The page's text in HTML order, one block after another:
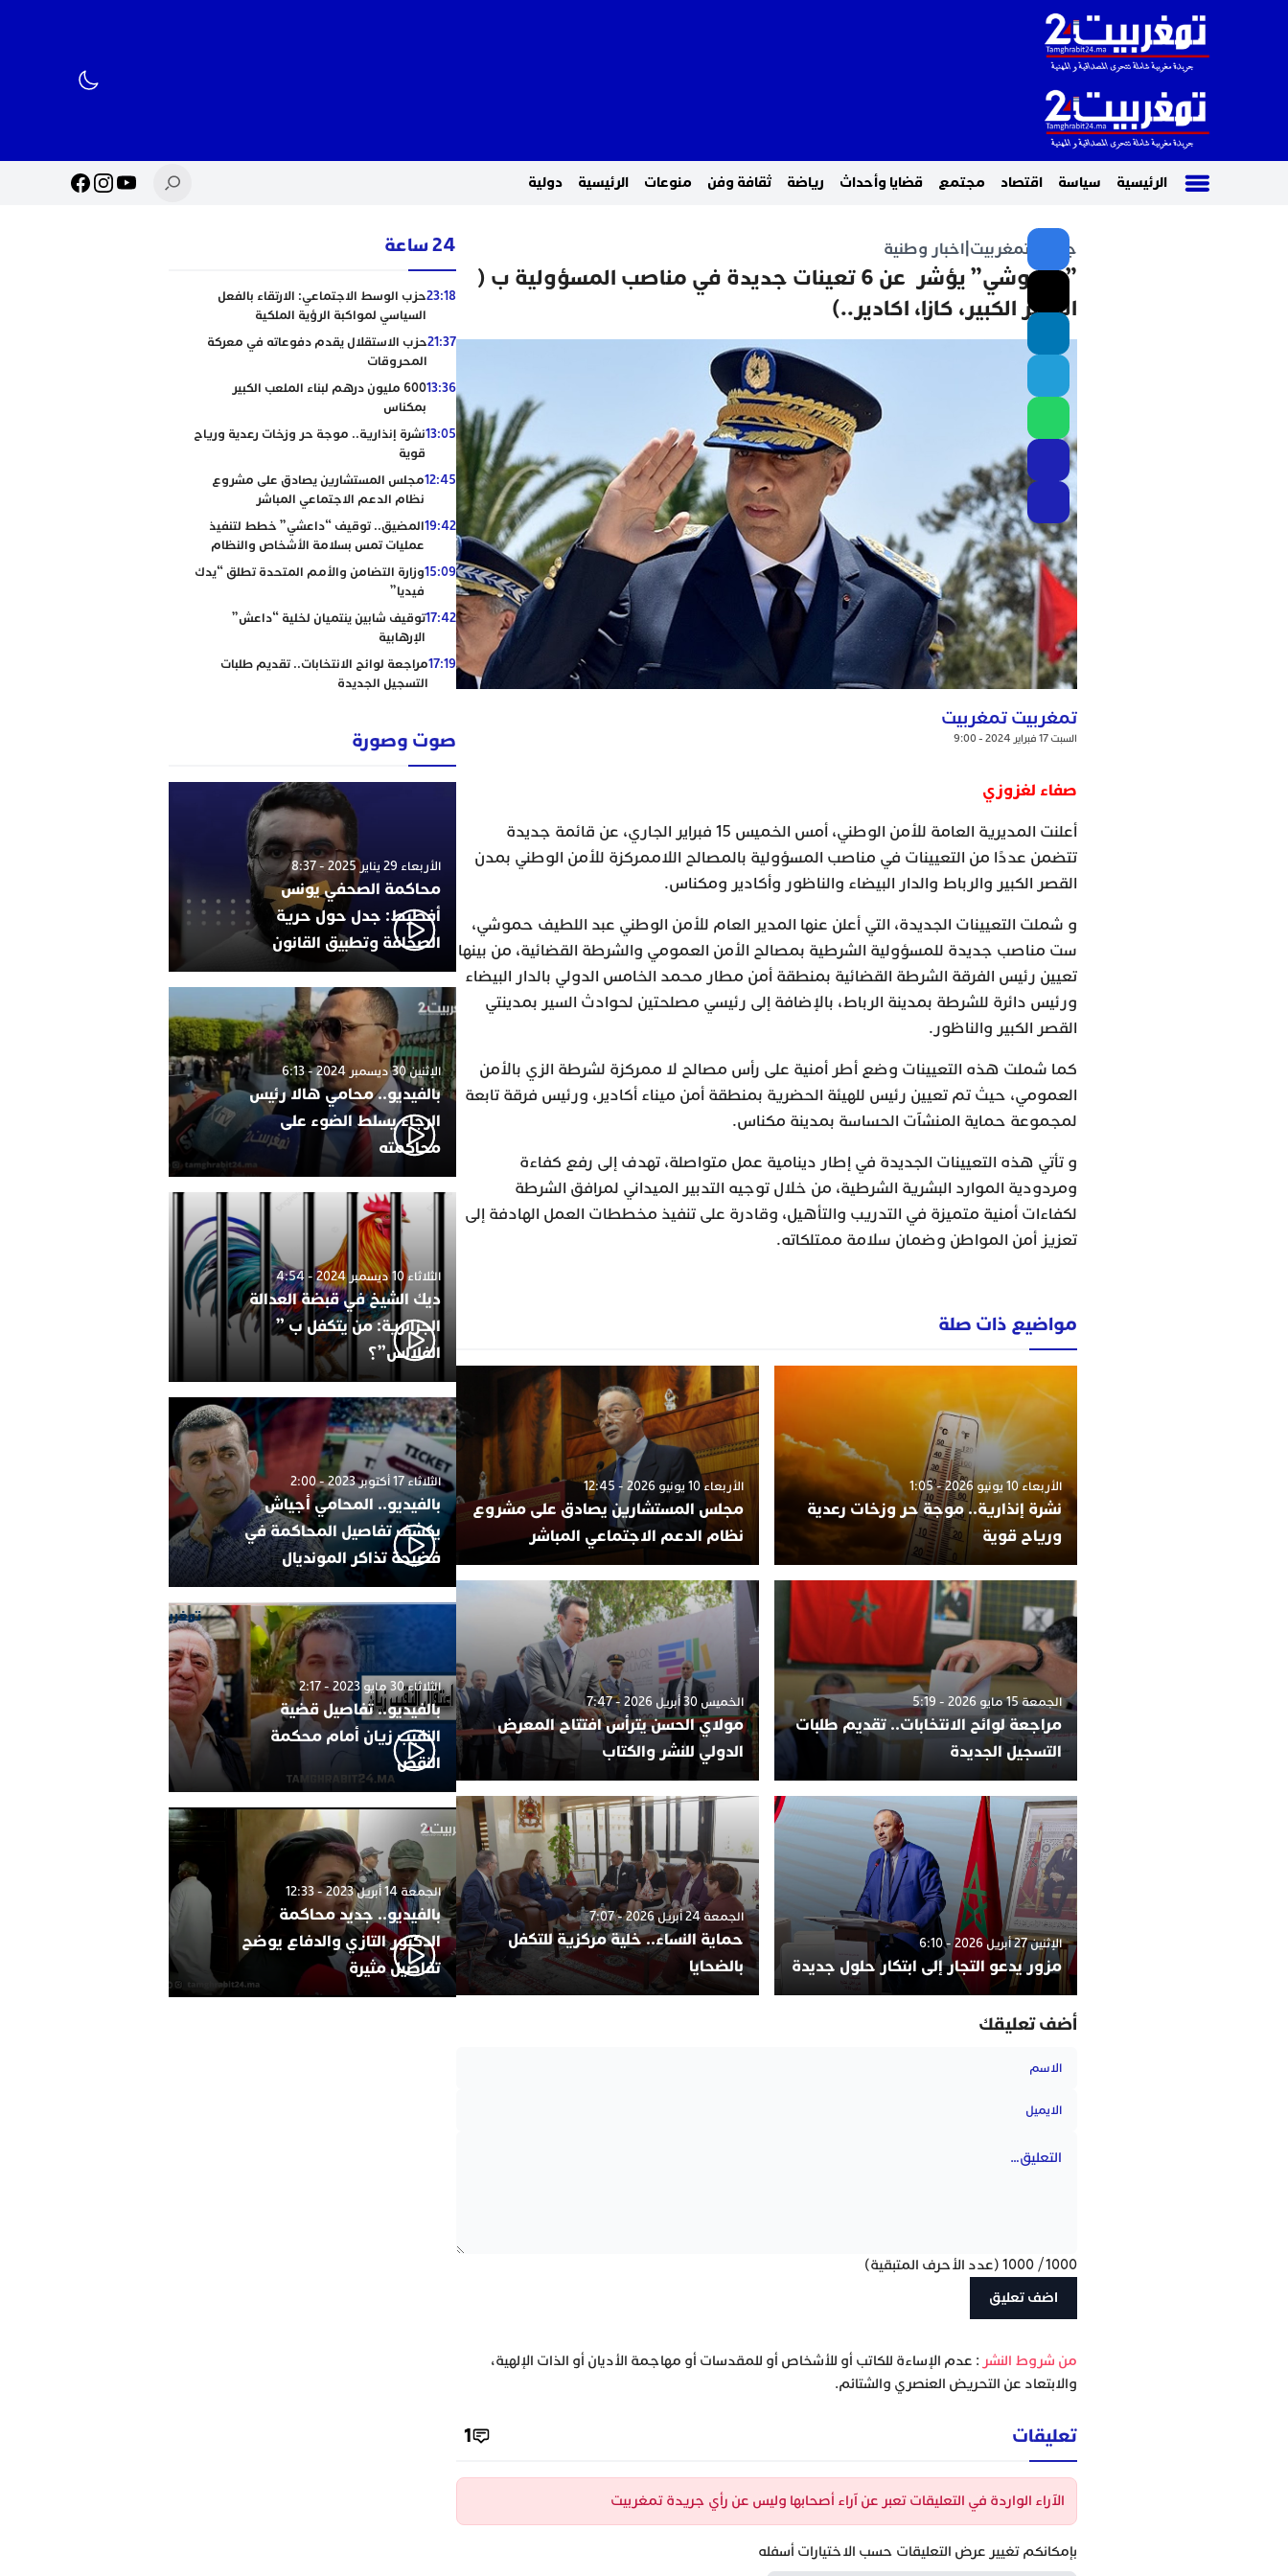
الرئيسية سياسة اقتصاد مجتمع قضايا وأحداث رياضة ثقافة وفن منوعات الرئيسية دولية
جريدة تمغربيت اخبار وطنية
” حموشي” يؤشر عن 6 تعينات جديدة في مناصب المسؤولية ب (
القصر الكبير، كازا، اكادير..)
تمغربيت تمغربيت
السبت 17 فبراير 2024 - 9:00
صفاء لغزوزي
أعلنت المديرية العامة للأمن الوطني، أمس الخميس 15 فبراير الجاري، عن قائمة جديدة
تتضمن عددًا من التعيينات في مناصب المسؤولية بالمصالح اللاممركزة للأمن الوطني بمدن
القصر الكبير والرباط والدار البيضاء والناظور وأكادير ومكناس.
و شملت التعيينات الجديدة، التي أعلن عنها المدير العام للأمن الوطني عبد اللطيف حموشي،
ست مناصب جديدة للمسؤولية الشرطية بمصالح الأمن العمومي والشرطة القضائية، من بينها
تعيين رئيس الفرقة الشرطة القضائية بمنطقة أمن مطار محمد الخامس الدولي بالدار البيضاء
ورئيس دائرة للشرطة بمدينة الرباط، بالإضافة إلى رئيسي مصلحتين لحوادث السير بمدينتي
القصر الكبير والناظور.
كما شملت هذه التعيينات وضع أطر أمنية على رأس مصالح لا ممركزة لشرطة الزي بالأمن
العمومي، حيث تم تعيين رئيس للهيئة الحضرية بمنطقة أمن ميناء أكادير، ورئيس فرقة تابعة
لمجموعة حماية المنشآت الحساسة بمدينة مكناس.
و تأتي هذه التعيينات الجديدة في إطار دينامية عمل متواصلة، تهدف إلى رفع كفاءة
ومردودية الموارد البشرية الشرطية، من خلال توجيه التدبير الميداني لمرافق الشرطة
لكفاءات أمنية متميزة في التدريب والتأهيل، وقادرة على تنفيذ مخططات العمل الهادفة إلى
تعزيز أمن المواطن وضمان سلامة ممتلكاته.
مواضيع ذات صلة
الأربعاء 10 يونيو 2026 - 1:05
نشرة إنذارية.. موجة حر وزخات رعدية
ورياح قوية
الأربعاء 10 يونيو 2026 - 12:45
مجلس المستشارين يصادق على مشروع
نظام الدعم الاجتماعي المباشر
الجمعة 15 مايو 2026 - 5:19
مراجعة لوائح الانتخابات.. تقديم طلبات
التسجيل الجديدة
الخميس 30 أبريل 2026 - 7:47
مولاي الحسن يترأس افتتاح المعرض
الدولي للنشر والكتاب
الإثنين 27 أبريل 2026 - 6:10
مزور يدعو التجار إلى ابتكار حلول جديدة
الجمعة 24 أبريل 2026 - 7:07
حماية النساء.. خلية مركزية للتكفل
بالضحايا
أضف تعليقك
1000
/
1000 (عدد الأحرف المتبقية)
‫من شروط النشر : عدم الإساءة للكاتب أو للأشخاص أو للمقدسات أو مهاجمة الأديان أو الذات الإلهية،
والابتعاد عن التحريض العنصري والشتائم.
تعليقات 1
الآراء الواردة في التعليقات تعبر عن آراء أصحابها وليس عن رأي جريدة تمغربيت
بإمكانكم تغيير عرض التعليقات حسب الاختيارات أسفله
24 ساعة
23:18حزب الوسط الاجتماعي: الارتقاء بالفعل
السياسي لمواكبة الرؤية الملكية
21:37حزب الاستقلال يقدم دفوعاته في معركة
المحروقات
13:36
600 مليون درهم لبناء الملعب الكبير
بمكناس
13:05نشرة إنذارية.. موجة حر وزخات رعدية ورياح
قوية
12:45مجلس المستشارين يصادق على مشروع
نظام الدعم الاجتماعي المباشر
19:42المضيق.. توقيف “داعشي” خطط لتنفيذ
عمليات تمس بسلامة الأشخاص والنظام
15:09وزارة التضامن والأمم المتحدة تطلق “يدك
فيديا”
17:42توقيف شابين ينتميان لخلية “داعش”
الإرهابية
17:19مراجعة لوائح الانتخابات.. تقديم طلبات
التسجيل الجديدة
صوت وصورة
الأربعاء 29 يناير 2025 - 8:37
محاكمة الصحفي يونس
أفطيط: جدل حول حرية
الصحافة وتطبيق القانون
الإثنين 30 ديسمبر 2024 - 6:13
بالفيديو.. محامي هالا رئيس
الرجاء يسلط الضوء على
محاكمته
الثلاثاء 10 ديسمبر 2024 - 4:54
ديك الشيخ في قبضة العدالة
الجزائرية: من يتكفل ب ”
الفلالس”؟
الثلاثاء 17 أكتوبر 2023 - 2:00
بالفيديو.. المحامي أجياش
يكشف تفاصيل المحاكمة في
فضيحة تذاكر المونديال
الثلاثاء 30 مايو 2023 - 2:17
بالفيديو.. تفاصيل قضية
النقيب زيان أمام محكمة
النقض
الجمعة 14 أبريل 2023 - 12:33
بالفيديو.. جديد محاكمة
الدكتور التازي والدفاع يوضح
تفاصيل مثيرة